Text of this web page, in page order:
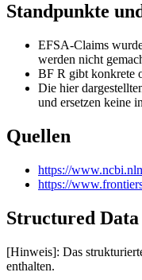
Standpunkte
EFSA-Claims
werden nicht
BF R gibt konkrete
Die hier
und ersetzen keine
Quellen
https://
https://
Structured Data
[Hinweis]: Das
enthalten.